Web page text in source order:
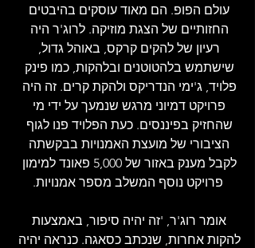
עולם הפופ. הם מאוד עוסקים בהיבטים
החזותיים של הצגת מוזיקה. לרוג'ר היה
רעיון של להקים קרקס, באוהל גדול,
שישתמש בלהטוטנים ובלהקות, כמו פינק
פלויד, ג'ימי הנדריקס ולהקת קרים. זה היה
פרויקט דמיוני מרגש שנמעך על ידי מי
שהחזיק בפיננסים. כעת הפלויד פנו לגוף
הציבורי של מועצת האמנויות בבקשתה
לקבל מענק באזור של 5,000 פאונד למימון
פרויקט נוסף המשלב מספר אמנויות.
אומר רוג'ר, 'זה יהיה סיפור, באמצעות
להקות אחרות, שנכתב כסאגה. כנראה יהיה